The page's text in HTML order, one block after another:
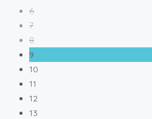
6
7
8
9
10
11
12
13